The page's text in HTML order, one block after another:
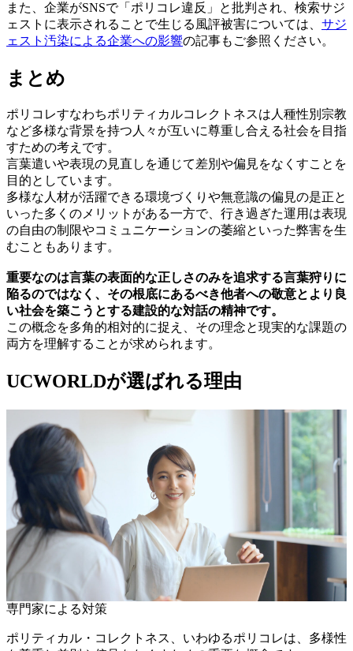
また、企業がSNSで「ポリコレ違反」と批判され、検索サジ
ェストに表示されることで生じる風評被害については、 サジ
ェスト汚染による企業への影響の記事もご参照ください。
まとめ
ポリコレすなわちポリティカルコレクトネスは人種性別宗教
など多様な背景を持つ人々が互いに尊重し合える社会を目指
すための考えです。
言葉遣いや表現の見直しを通じて差別や偏見をなくすことを
目的としています。
多様な人材が活躍できる環境づくりや無意識の偏見の是正と
いった多くのメリットがある一方で、行き過ぎた運用は表現
の自由の制限やコミュニケーションの萎縮といった弊害を生
むこともあります。
重要なのは言葉の表面的な正しさのみを追求する言葉狩りに
陥るのではなく、その根底にあるべき他者への敬意とより良
い社会を築こうとする建設的な対話の精神です。
この概念を多角的相対的に捉え、その理念と現実的な課題の
両方を理解することが求められます。
UCWORLDが選ばれる理由
専門家による対策
ポリティカル・コレクトネス、いわゆるポリコレは、多様性